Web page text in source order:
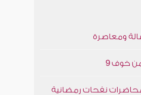
ومعاصرة
خوف 9
نفحات رمضانية